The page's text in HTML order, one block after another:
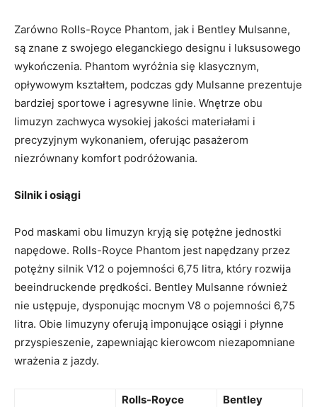
Zarówno Rolls-Royce Phantom, jak i Bentley Mulsanne,⁣
są znane z ​swojego eleganckiego designu i luksusowego
wykończenia. Phantom wyróżnia się klasycznym,
opływowym kształtem, podczas gdy Mulsanne prezentuje
bardziej sportowe i agresywne linie. Wnętrze obu
limuzyn zachwyca wysokiej jakości materiałami i
precyzyjnym wykonaniem, oferując pasażerom
niezrównany komfort podróżowania.
Silnik i osiągi
Pod maskami obu limuzyn kryją się potężne jednostki
napędowe. Rolls-Royce⁢ Phantom jest napędzany przez
potężny silnik V12 o pojemności 6,75 litra, który rozwija
beeindruckende prędkości. Bentley Mulsanne również
nie ⁢ustępuje, dysponując mocnym V8 o pojemności 6,75
litra. Obie limuzyny ⁣oferują imponujące ⁣osiągi⁣ i płynne
przyspieszenie, zapewniając kierowcom niezapomniane
wrażenia z jazdy.
Rolls-Royce
Bentley